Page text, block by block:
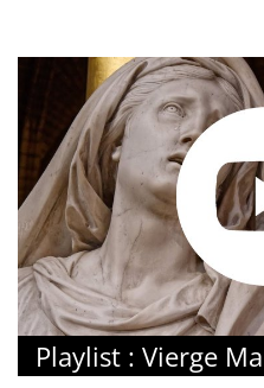
Playlist : Vierge